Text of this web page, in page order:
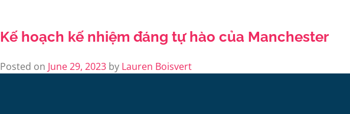
Kế hoạch kế nhiệm đáng tự hào của Manchester
Posted on June 29, 2023 by Lauren Boisvert